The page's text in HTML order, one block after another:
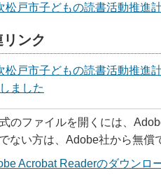
松戸市子どもの読書活動推進
リンク
松戸市子どもの読書活動推進
ました
のファイルを開くには、
ない方は、Adobe社から無償
Acrobat Readerのダウンロ